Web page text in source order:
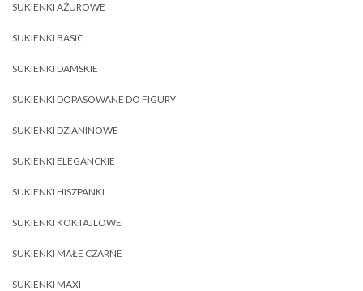
SUKIENKI AŻUROWE
SUKIENKI BASIC
SUKIENKI DAMSKIE
SUKIENKI DOPASOWANE DO FIGURY
SUKIENKI DZIANINOWE
SUKIENKI ELEGANCKIE
SUKIENKI HISZPANKI
SUKIENKI KOKTAJLOWE
SUKIENKI MAŁE CZARNE
SUKIENKI MAXI